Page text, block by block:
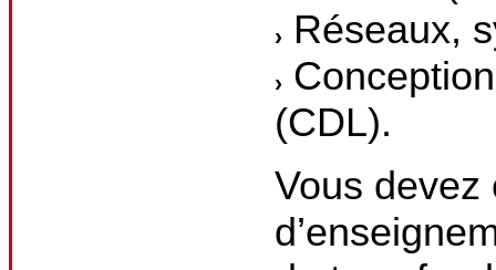
Réseaux,
(CDL).
Vous devez